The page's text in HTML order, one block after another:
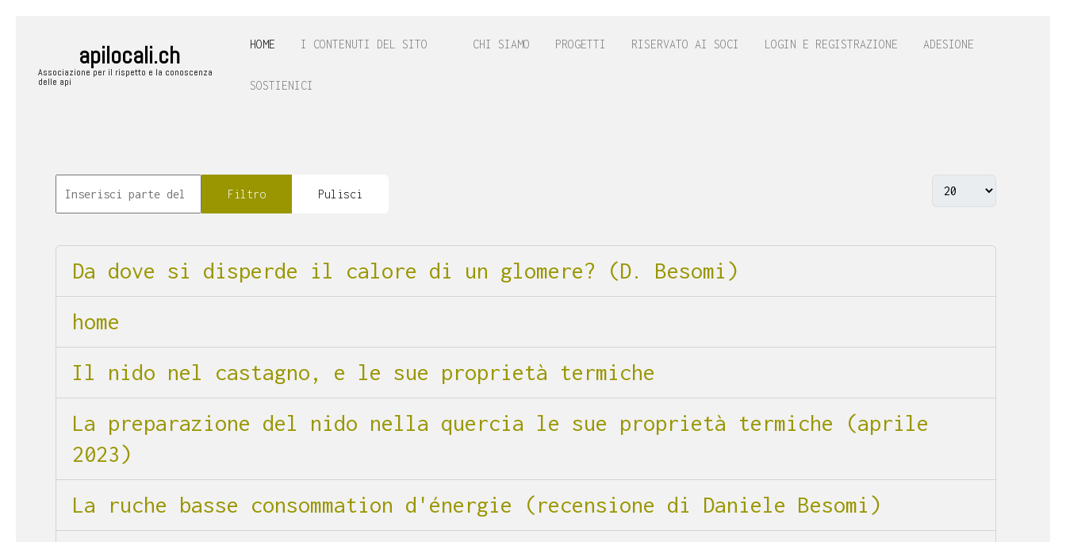
apilocali.ch
Associazione per il rispetto e la conoscenza
delle api
HOME I CONTENUTI DEL SITO CHI SIAMO PROGETTI RISERVATO AI SOCI LOGIN E REGISTRAZIONE ADESIONE
SOSTIENICI
Filtro Pulisci
Da dove si disperde il calore di un glomere? (D. Besomi)
home
Il nido nel castagno, e le sue proprietà termiche
La preparazione del nido nella quercia le sue proprietà termiche (aprile
2023)
La ruche basse consommation d'énergie (recensione di Daniele Besomi)